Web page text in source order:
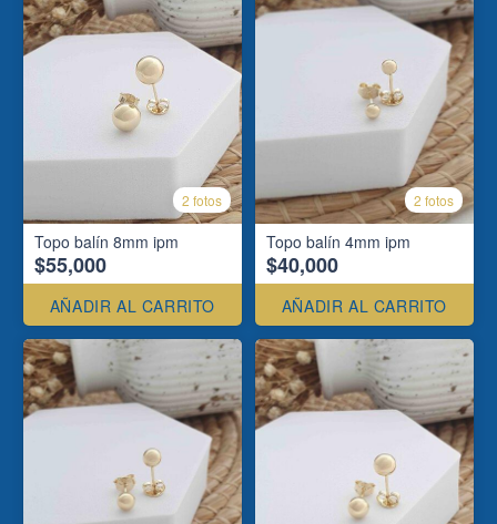
2 fotos
Topo balín 8mm ipm
$55,000
AÑADIR AL CARRITO
2 fotos
Topo balín 4mm ipm
$40,000
AÑADIR AL CARRITO